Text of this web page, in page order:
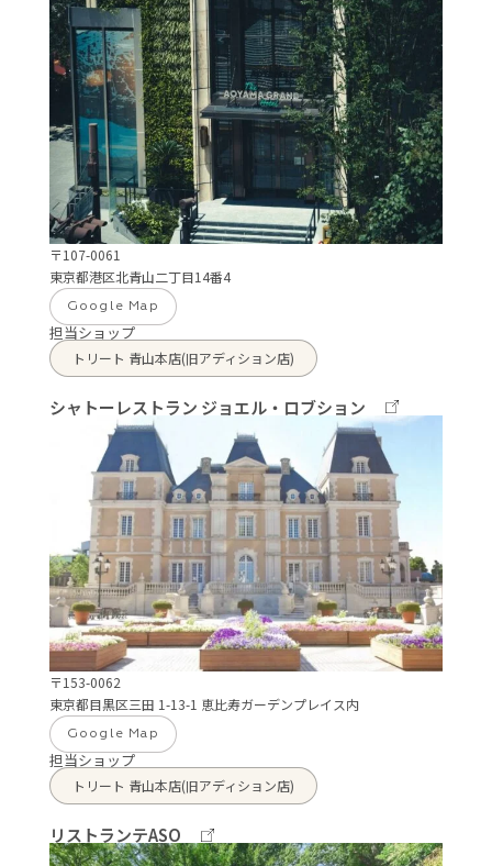
〒107-0061
東京都港区北青山二丁目14番4
Google Map
担当ショップ
トリート 青山本店(旧アディション店)
シャトーレストラン ジョエル・ロブション
〒153-0062
東京都目黒区三田 1-13-1 恵比寿ガーデンプレイス内
Google Map
担当ショップ
トリート 青山本店(旧アディション店)
リストランテASO